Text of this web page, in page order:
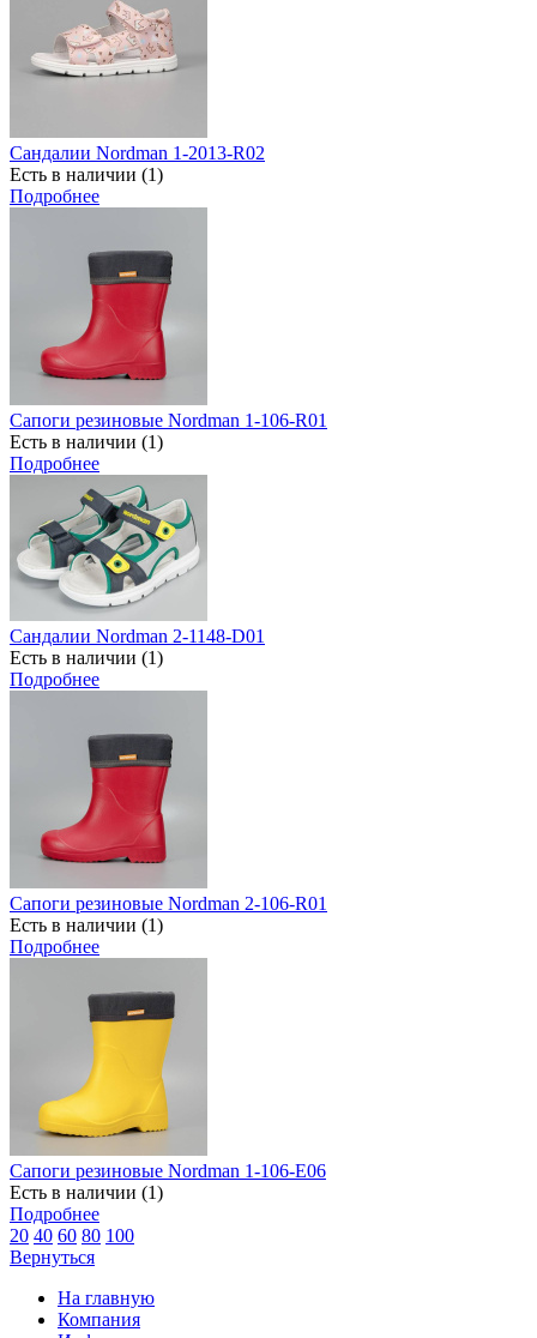
Сандалии Nordman 1-2013-R02
Есть в наличии (1)
Подробнее
Сапоги резиновые Nordman 1-106-R01
Есть в наличии (1)
Подробнее
Сандалии Nordman 2-1148-D01
Есть в наличии (1)
Подробнее
Сапоги резиновые Nordman 2-106-R01
Есть в наличии (1)
Подробнее
Сапоги резиновые Nordman 1-106-E06
Есть в наличии (1)
Подробнее
20 40 60 80 100
Вернуться
На главную
Компания